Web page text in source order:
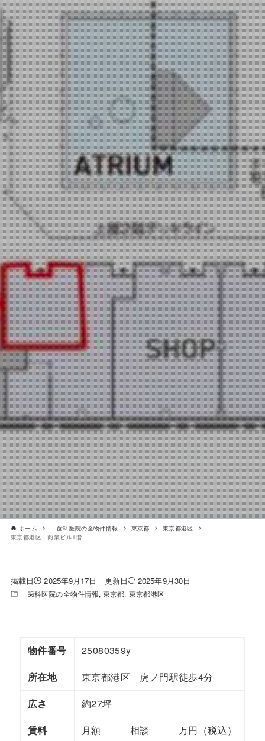
ホーム 歯科医院の全物件情報 東京都
東京都港区
東京都港区 商業ビル1階
2025年9月17日 2025年9月30日
歯科医院の全物件情報 東京都 東京都港区
物件番号
25080359y
所在地
東京都港区 虎ノ門駅徒歩4分
広さ
約27坪
賃料
月額 相談 万円（税込）